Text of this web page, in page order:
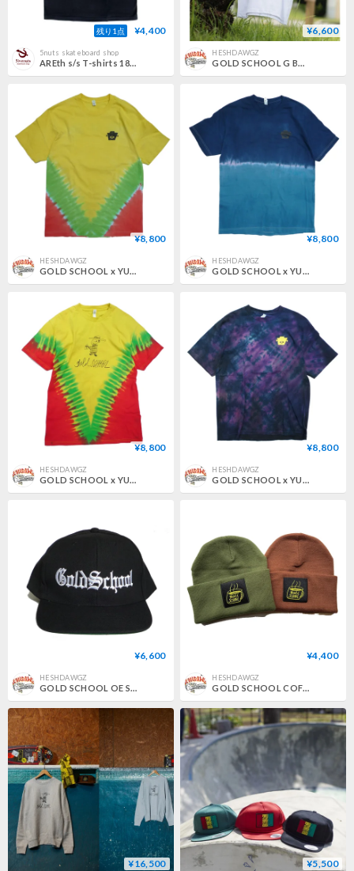
残り1点 ¥4,400
5nuts skateboard shop
AREth s/s T-shirts 18SUMMER diskah BLACK アース Tシャツ 半袖
¥6,600
HESHDAWGZ
GOLD SCHOOL G BOY TRIM TEE
¥8,800
HESHDAWGZ
GOLD SCHOOL x YUKIDYE ROBO TEE
¥8,800
HESHDAWGZ
GOLD SCHOOL x YUKIDYE ROBO TEE
¥8,800
HESHDAWGZ
¥8,800
HESHDAWGZ
¥6,600
HESHDAWGZ
GOLD SCHOOL OE SNAPBACK HAT
¥4,400
HESHDAWGZ
GOLD SCHOOL COFFEE CUP BEANIE
¥16,500 ¥5,500